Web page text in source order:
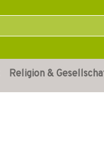
Religion &